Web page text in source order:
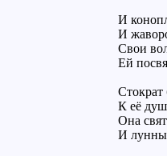
И
И
Свои
Ей
Стократ
К её
Она
И